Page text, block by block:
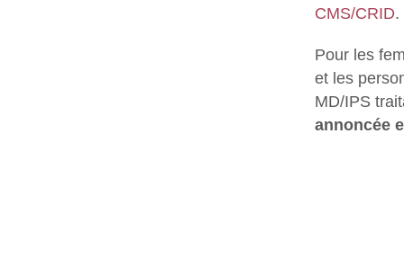
CMS/CRID.
Pour les
et les
MD/IPS
annoncée